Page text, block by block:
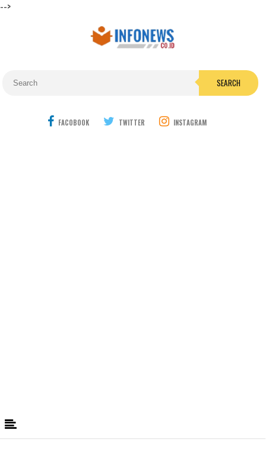
-->
SEARCH
FACOBOOK TWITTER INSTAGRAM